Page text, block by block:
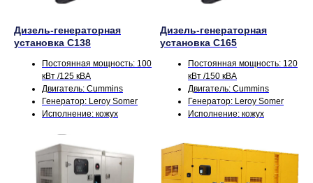
Дизель-генераторная
установка С138
Постоянная мощность: 100
кВт /125 кВА
Двигатель: Cummins
Генератор: Leroy Somer
Исполнение: кожух
Дизель-генераторная
установка С165
Постоянная мощность: 120
кВт /150 кВА
Двигатель: Cummins
Генератор: Leroy Somer
Исполнение: кожух